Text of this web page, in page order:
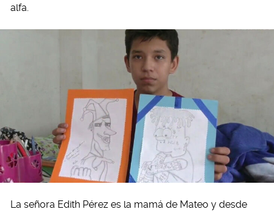
alfa.
La señora Edith Pérez es la mamá de Mateo y desde